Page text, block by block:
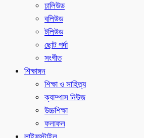
ঢালিউড
বলিউড
টলিউড
ছোট পর্দা
সংগীত
শিক্ষাঙ্গন
শিক্ষা ও সাহিত্য
ক্যাম্পাস নিউজ
উচ্চশিক্ষা
ফলাফল